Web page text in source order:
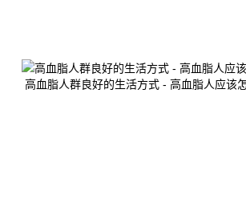
高血脂人群良好的生活方式 - 高血脂人应该